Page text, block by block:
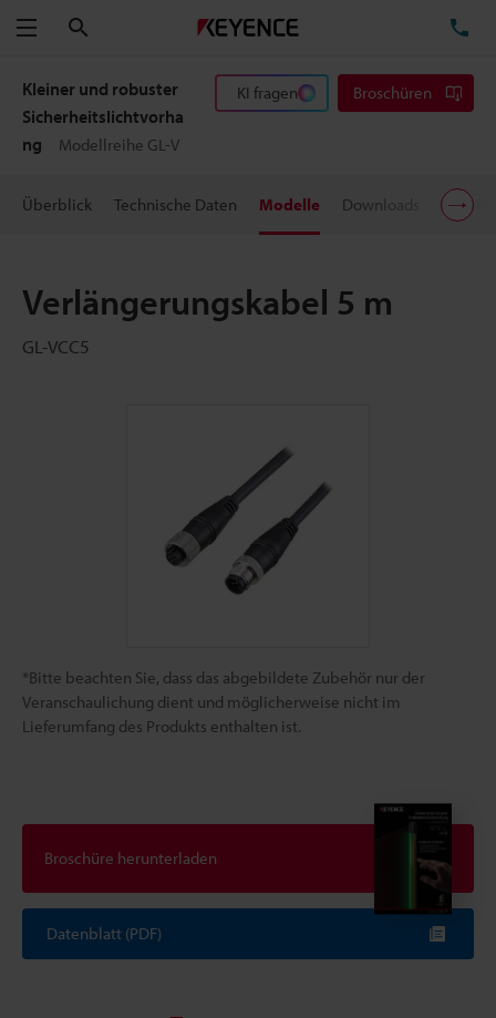
Menü
Kleiner und robuster
Sicherheitslichtvorha
ng
Modellreihe GL-V
KI fragen Broschüren
Überblick Technische Daten Modelle Downloads
Verlängerungskabel 5 m
GL-VCC5
*Bitte beachten Sie, dass das abgebildete Zubehör nur der
Veranschaulichung dient und möglicherweise nicht im
Lieferumfang des Produkts enthalten ist.
Broschüre herunterladen
Datenblatt (PDF)